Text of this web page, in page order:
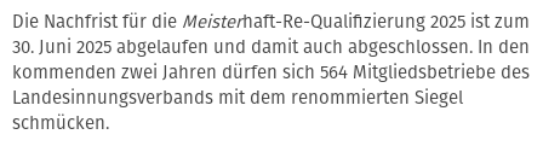
Die Nachfrist für die Meisterhaft-Re-Qualifizierung 2025 ist zum
30. Juni 2025 abgelaufen und damit auch abgeschlossen. In den
kommenden zwei Jahren dürfen sich 564 Mitgliedsbetriebe des
Landesinnungsverbands mit dem renommierten Siegel
schmücken.